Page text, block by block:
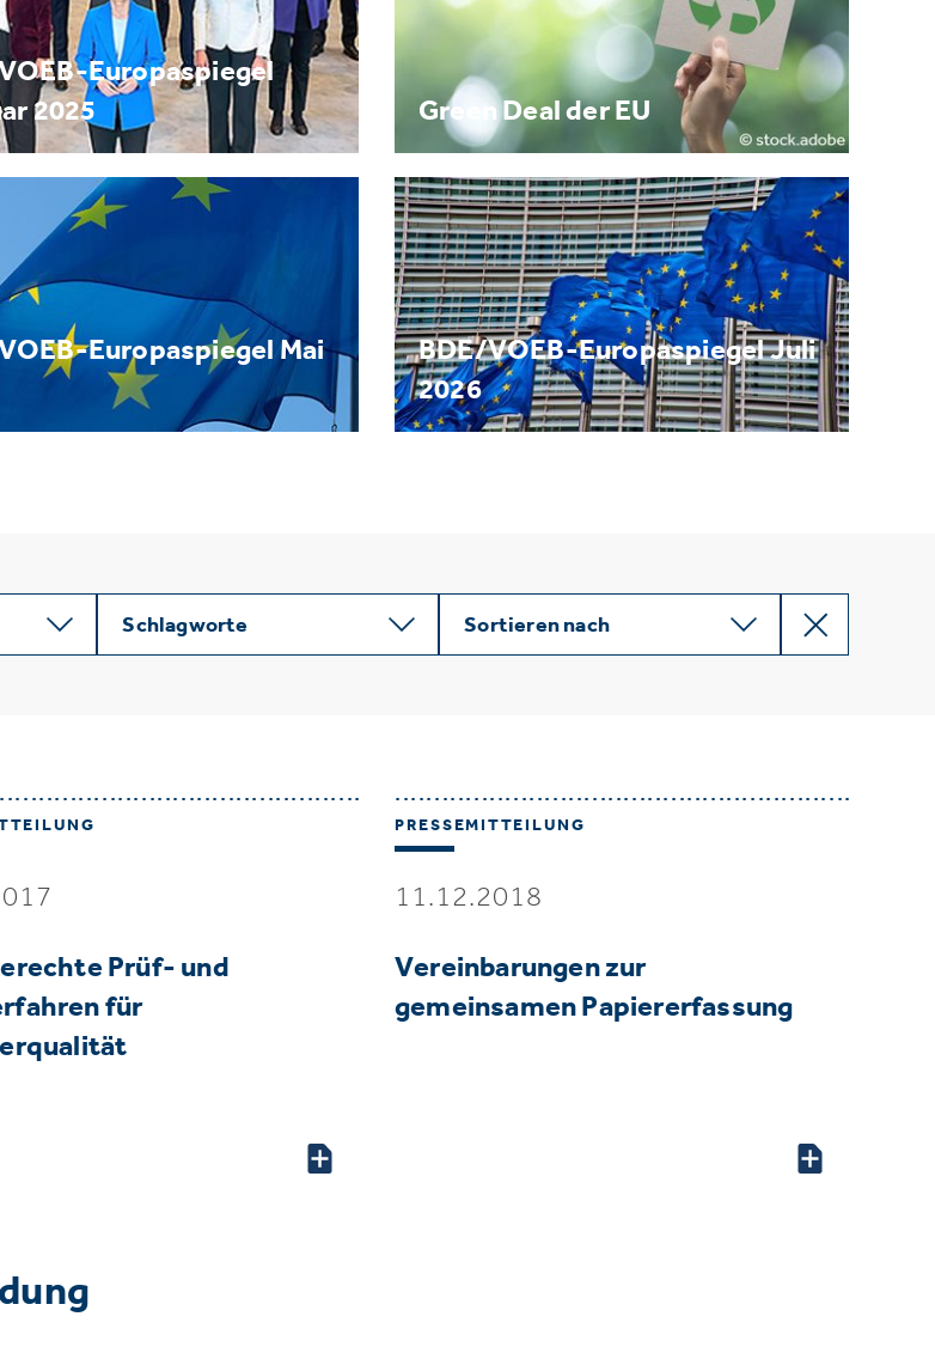
Europaspiegel
2025
Green Deal der EU
Europaspiegel Mai
BDE/VOEB-Europaspiegel Juli
2026
Schlagworte Sortieren nach
Prüf- und
für
PRESSEMITTEILUNG
11.12.2018
Vereinbarungen zur
gemeinsamen Papiererfassung